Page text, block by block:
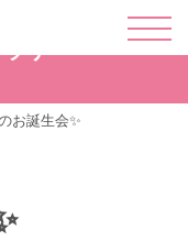
リー
お誕生会✨